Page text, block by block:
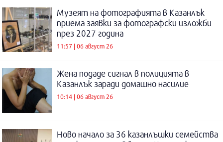
Музеят на фотографията в Казанлък
приема заявки за фотографски изложби
през 2027 година
11:57 | 06 август 26
Жена подаде сигнал в полицията в
Казанлък заради домашно насилие
10:14 | 06 август 26
Ново начало за 36 казанлъшки семейства